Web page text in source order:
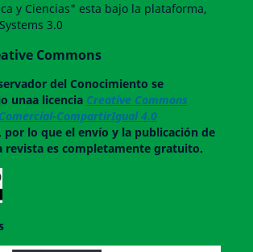
y Ciencias" esta bajo la plataforma,
3.0
Commons
del Conocimiento se
unaa licencia Creative Commons
CompartirIgual 4.0
lo que el envío y la publicación de
revista es completamente gratuito.